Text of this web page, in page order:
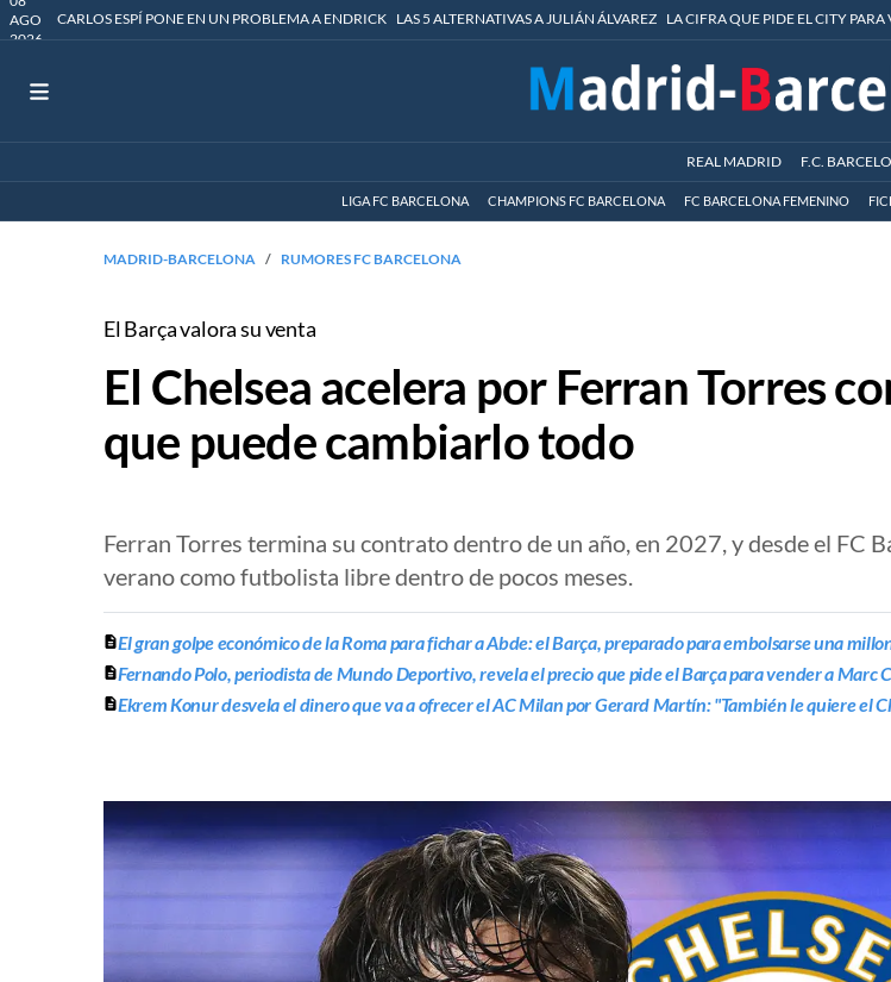
AGO
2026
CARLOS ESPÍ PONE EN UN PROBLEMA A ENDRICK LAS 5 ALTERNATIVAS A JULIÁN ÁLVAREZ LA CIFRA QUE PIDE EL CITY
REAL MADRID F.C.
LIGA FC BARCELONA CHAMPIONS FC BARCELONA FC BARCELONA FEMENINO
MADRID-BARCELONA RUMORES FC BARCELONA
El Barça valora su venta
El Chelsea acelera por Ferran Torres
que puede cambiarlo todo
Ferran Torres termina su contrato dentro de un año, en 2027, y desde el FC
verano como futbolista libre dentro de pocos meses.
El gran golpe económico de la Roma para fichar a Abde: el Barça, preparado para embolsarse una
Fernando Polo, periodista de Mundo Deportivo, revela el precio que pide el Barça para vender a Marc
Ekrem Konur desvela el dinero que va a ofrecer el AC Milan por Gerard Martín: "También le quiere el